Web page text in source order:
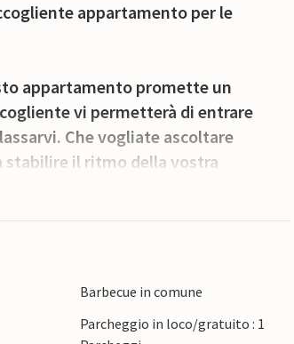
appartamento per le
appartamento promette un
vi permetterà di entrare
Che vogliate ascoltare
stabilire il ritmo della vostra
la fantastica vista sul mare.
terrazza e il barbecue in
Barbecue in comune
Parcheggio in loco/gratuito : 1